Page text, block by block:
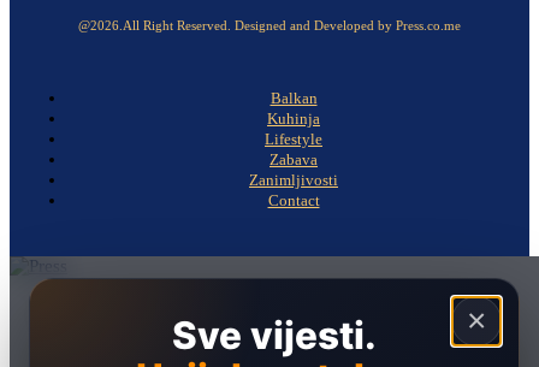
@2026.All Right Reserved. Designed and Developed by Press.co.me
Balkan
Kuhinja
Lifestyle
Zabava
Zanimljivosti
Contact
×
Sve vijesti.